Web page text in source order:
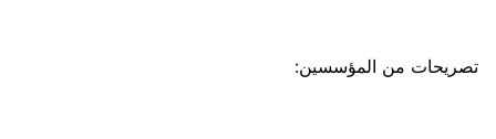
تصريحات من المؤسسين: